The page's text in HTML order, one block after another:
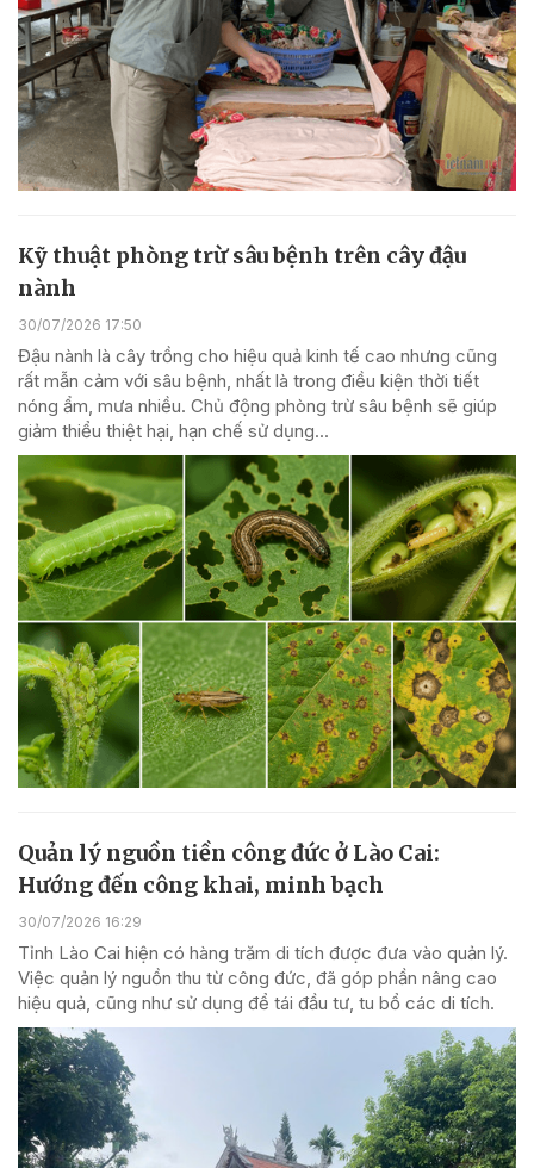
Kỹ thuật phòng trừ sâu bệnh trên cây đậu
nành
30/07/2026 17:50
Đậu nành là cây trồng cho hiệu quả kinh tế cao nhưng cũng
rất mẫn cảm với sâu bệnh, nhất là trong điều kiện thời tiết
nóng ẩm, mưa nhiều. Chủ động phòng trừ sâu bệnh sẽ giúp
giảm thiểu thiệt hại, hạn chế sử dụng...
Quản lý nguồn tiền công đức ở Lào Cai:
Hướng đến công khai, minh bạch
30/07/2026 16:29
Tỉnh Lào Cai hiện có hàng trăm di tích được đưa vào quản lý.
Việc quản lý nguồn thu từ công đức, đã góp phần nâng cao
hiệu quả, cũng như sử dụng để tái đầu tư, tu bổ các di tích.